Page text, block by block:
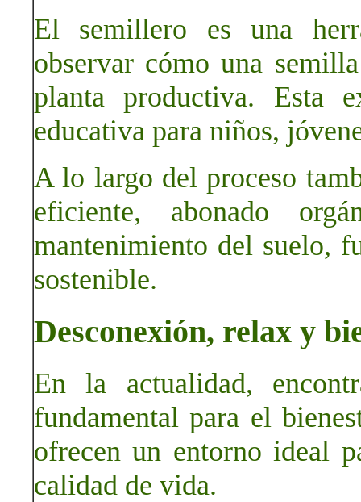
El semillero es una
observar cómo una
planta productiva. Esta
educativa para niños,
A lo largo del proceso
eficiente, abonado
mantenimiento del suelo,
sostenible.
Desconexión, relax y
En la actualidad,
fundamental para el
ofrecen un entorno ideal
calidad de vida.